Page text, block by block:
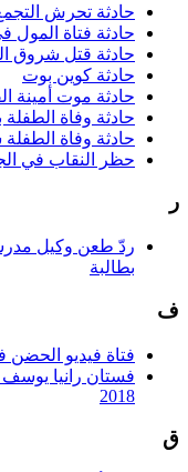
حادثة تحرش
حادثة فتاة المول في
حادثة قتل شروق
حادثة كوين بوت
حادثة موت أمينة
حادثة وفاة الطفلة
حادثة وفاة الطفلة
حظر النقاب في
ر
ردّ طعن وكيل
بطالبة
ف
فتاة فيديو الحضن
فستان رانيا
2018
ق